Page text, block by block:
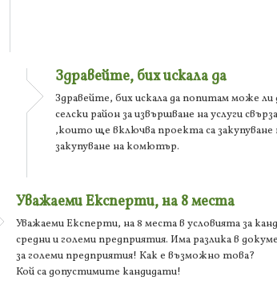
Здравейте, бих искала да
Здравейте, бих искала да попитам може
селски район за извършване на услуги
,които ще включва проекта са
закупуване на комютър.
Уважаеми Експерти, на 8 места
Уважаеми Експерти, на 8 места в условията за
средни и големи предприятия. Има разлика в
за големи предприятия! Как е възможно това?
Кой са допустимите кандидати!